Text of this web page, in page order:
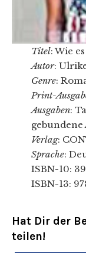
Titel: Wie
Autor:
Genre:
Print-
Ausgaben:
gebundene
Verlag:
Sprache:
ISBN-10:
ISBN-13:
Hat Dir der
teilen!